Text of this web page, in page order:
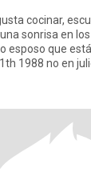
cocinar,
sonrisa en
esposo que
1988 no en